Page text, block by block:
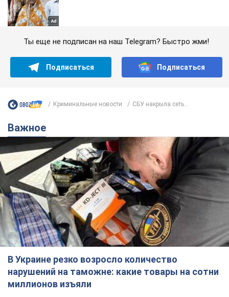
Ты еще не подписан на наш Telegram? Быстро жми!
Подписаться Подписаться
Криминальные новости СБУ накрыла сеть...
Важное
В Украине резко возросло количество
нарушений на таможне: какие товары на сотни
миллионов изъяли